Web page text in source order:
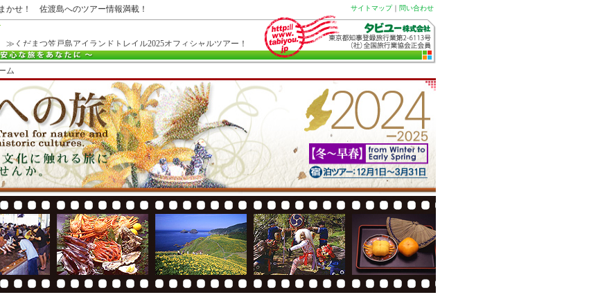
かせ！ 佐渡島へのツアー情報満載！ サイトマップ｜ 問い合わせ
≫自然と文_
ム